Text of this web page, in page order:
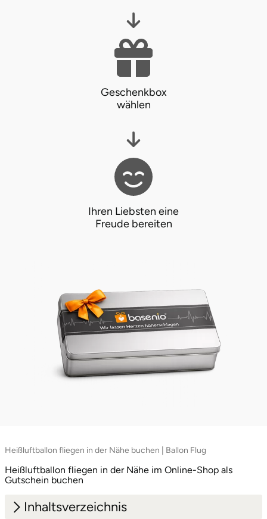
Geschenkbox
wählen
Ihren Liebsten eine
Freude bereiten
Heißluftballon fliegen in der Nähe buchen | Ballon Flug
Heißluftballon fliegen in der Nähe im Online-Shop als
Gutschein buchen
Inhaltsverzeichnis